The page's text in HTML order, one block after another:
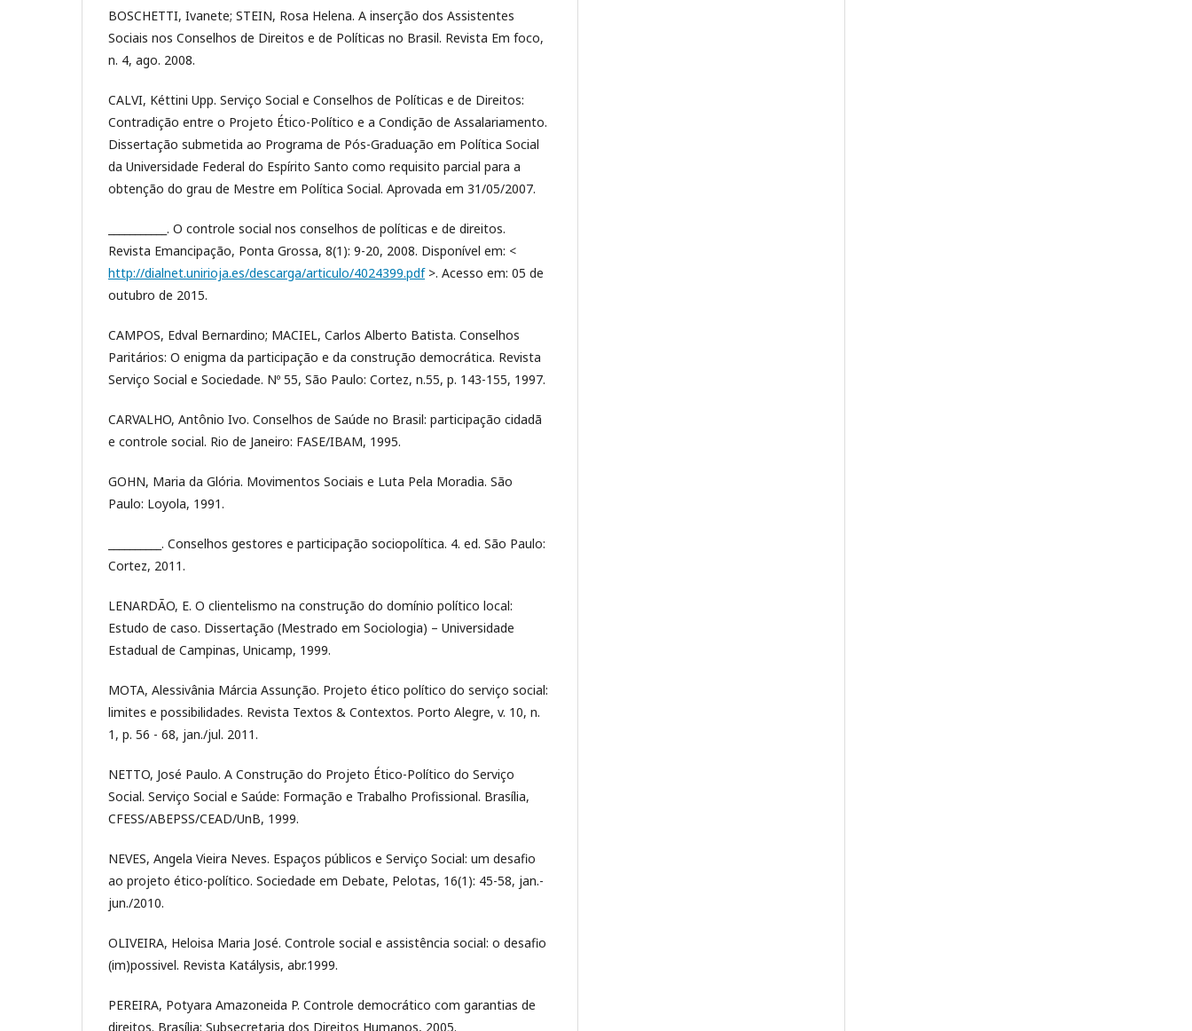
BOSCHETTI, Ivanete; STEIN, Rosa Helena. A inserção dos Assistentes
Sociais nos Conselhos de Direitos e de Políticas no Brasil. Revista Em foco,
n. 4, ago. 2008.
CALVI, Kéttini Upp. Serviço Social e Conselhos de Políticas e de Direitos:
Contradição entre o Projeto Ético-Político e a Condição de Assalariamento.
Dissertação submetida ao Programa de Pós-Graduação em Política Social
da Universidade Federal do Espírito Santo como requisito parcial para a
obtenção do grau de Mestre em Política Social. Aprovada em 31/05/2007.
___________. O controle social nos conselhos de políticas e de direitos.
Revista Emancipação, Ponta Grossa, 8(1): 9-20, 2008. Disponível em: <
http://dialnet.unirioja.es/descarga/articulo/4024399.pdf>. Acesso em: 05 de
outubro de 2015.
CAMPOS, Edval Bernardino; MACIEL, Carlos Alberto Batista. Conselhos
Paritários: O enigma da participação e da construção democrática. Revista
Serviço Social e Sociedade. Nº 55, São Paulo: Cortez, n.55, p. 143-155, 1997.
CARVALHO, Antônio Ivo. Conselhos de Saúde no Brasil: participação cidadã
e controle social. Rio de Janeiro: FASE/IBAM, 1995.
GOHN, Maria da Glória. Movimentos Sociais e Luta Pela Moradia. São
Paulo: Loyola, 1991.
__________. Conselhos gestores e participação sociopolítica. 4. ed. São Paulo:
Cortez, 2011.
LENARDÃO, E. O clientelismo na construção do domínio político local:
Estudo de caso. Dissertação (Mestrado em Sociologia) – Universidade
Estadual de Campinas, Unicamp, 1999.
MOTA, Alessivânia Márcia Assunção. Projeto ético político do serviço social:
limites e possibilidades. Revista Textos & Contextos. Porto Alegre, v. 10, n.
1, p. 56 - 68, jan./jul. 2011.
NETTO, José Paulo. A Construção do Projeto Ético-Político do Serviço
Social. Serviço Social e Saúde: Formação e Trabalho Profissional. Brasília,
CFESS/ABEPSS/CEAD/UnB, 1999.
NEVES, Angela Vieira Neves. Espaços públicos e Serviço Social: um desafio
ao projeto ético-político. Sociedade em Debate, Pelotas, 16(1): 45-58, jan.-
jun./2010.
OLIVEIRA, Heloisa Maria José. Controle social e assistência social: o desafio
(im)possivel. Revista Katálysis, abr.1999.
PEREIRA, Potyara Amazoneida P. Controle democrático com garantias de
direitos. Brasília: Subsecretaria dos Direitos Humanos, 2005.